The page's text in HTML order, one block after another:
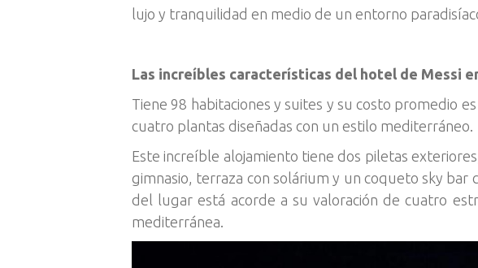
lujo y tranquilidad en medio de un entorno
Las increíbles características del hotel de Messi
Tiene 98 habitaciones y suites y su costo promedio
cuatro plantas diseñadas con un estilo mediterráneo.
Este increíble alojamiento tiene dos piletas
gimnasio, terraza con solárium y un coqueto sky bar
del lugar está acorde a su valoración de cuatro
mediterránea.